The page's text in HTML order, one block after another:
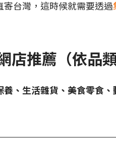
台灣，這時候就需要透過
店推薦（依品類
養、生活雜貨、美食零食、